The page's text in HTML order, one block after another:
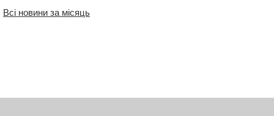
Всі новини за місяць